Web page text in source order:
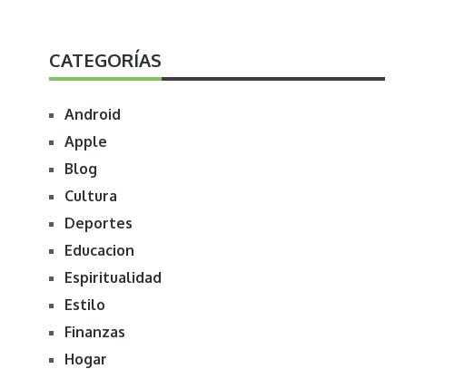
CATEGORÍAS
Android
Apple
Blog
Cultura
Deportes
Educacion
Espiritualidad
Estilo
Finanzas
Hogar